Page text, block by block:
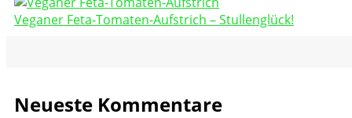
Veganer Feta-Tomaten-Aufstrich – Stullenglück!
Neueste Kommentare